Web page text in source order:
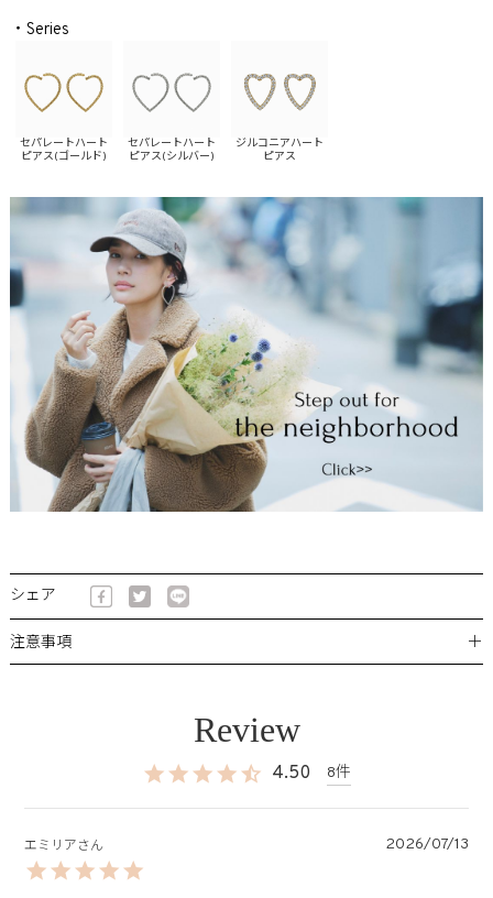
・Series
セパレートハート
ピアス(ゴールド)
セパレートハート
ピアス(シルバー)
ジルコニアハート
ピアス
シェア
注意事項 ＋
4.50 8
エミリア 2026/07/13